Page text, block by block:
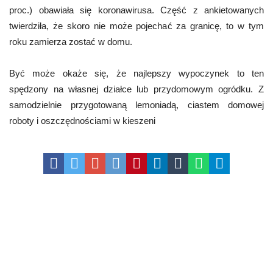
proc.) obawiała się koronawirusa. Część z ankietowanych
twierdziła, że skoro nie może pojechać za granicę, to w tym
roku zamierza zostać w domu.
Być może okaże się, że najlepszy wypoczynek to ten
spędzony na własnej działce lub przydomowym ogródku. Z
samodzielnie przygotowaną lemoniadą, ciastem domowej
roboty i oszczędnościami w kieszeni